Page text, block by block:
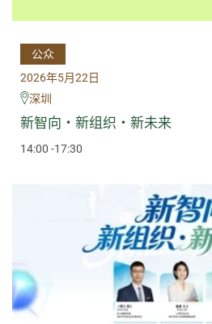
公众
2026年5月22日
深圳
新智向・新组织・新未来
14:00 -17:30